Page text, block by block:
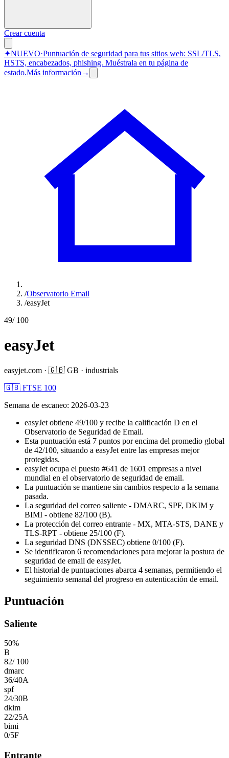
Crear cuenta
✦NUEVO·Puntuación de seguridad para tus sitios web: SSL/TLS,
HSTS, encabezados, phishing. Muéstrala en tu página de
estado.Más información →
/Observatorio Email
/easyJet
49/ 100
easyJet
easyjet.com · 🇬🇧 GB · industrials
🇬🇧 FTSE 100
Semana de escaneo: 2026-03-23
easyJet obtiene 49/100 y recibe la calificación D en el
Observatorio de Seguridad de Email.
Esta puntuación está 7 puntos por encima del promedio global
de 42/100, situando a easyJet entre las empresas mejor
protegidas.
easyJet ocupa el puesto #641 de 1601 empresas a nivel
mundial en el observatorio de seguridad de email.
La puntuación se mantiene sin cambios respecto a la semana
pasada.
La seguridad del correo saliente - DMARC, SPF, DKIM y
BIMI - obtiene 82/100 (B).
La protección del correo entrante - MX, MTA-STS, DANE y
TLS-RPT - obtiene 25/100 (F).
La seguridad DNS (DNSSEC) obtiene 0/100 (F).
Se identificaron 6 recomendaciones para mejorar la postura de
seguridad de email de easyJet.
El historial de puntuaciones abarca 4 semanas, permitiendo el
seguimiento semanal del progreso en autenticación de email.
Puntuación
Saliente
50%
B
82/ 100
dmarc
36/40A
spf
24/30B
dkim
22/25A
bimi
0/5F
Entrante